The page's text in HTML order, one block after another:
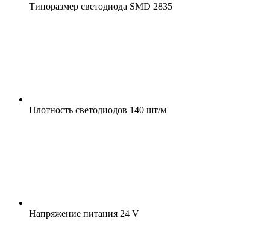
Типоразмер светодиода SMD 2835
Плотность светодиодов 140 шт/м
Напряжение питания 24 V